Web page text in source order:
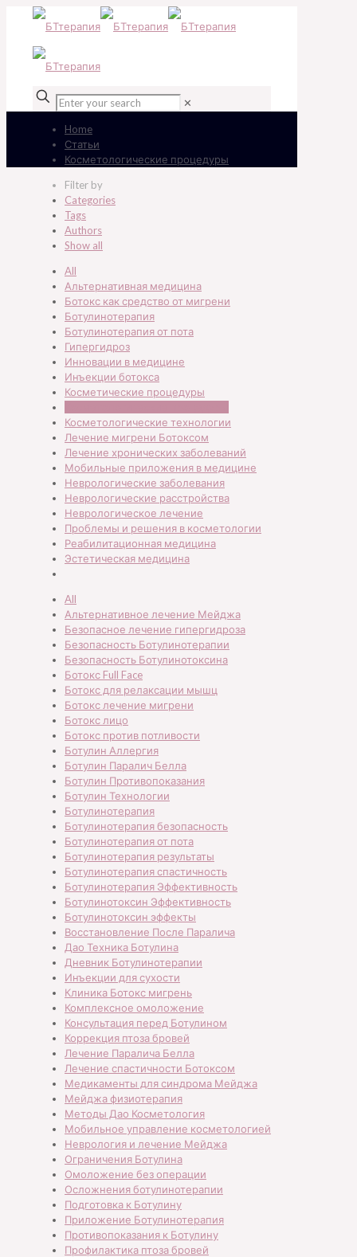
✕
Home
Статьи
Косметологические процедуры
Filter by
Categories
Tags
Authors
Show all
All
Альтернативная медицина
Ботокс как средство от мигрени
Ботулинотерапия
Ботулинотерапия от пота
Гипергидроз
Инновации в медицине
Инъекции ботокса
Косметические процедуры
Косметологические технологии
Лечение мигрени Ботоксом
Лечение хронических заболеваний
Мобильные приложения в медицине
Неврологические заболевания
Неврологические расстройства
Неврологическое лечение
Проблемы и решения в косметологии
Реабилитационная медицина
Эстетическая медицина
All
Альтернативное лечение Мейджа
Безопасное лечение гипергидроза
Безопасность Ботулинотерапии
Безопасность Ботулинотоксина
Ботокс Full Face
Ботокс для релаксации мышц
Ботокс лечение мигрени
Ботокс лицо
Ботокс против потливости
Ботулин Аллергия
Ботулин Паралич Белла
Ботулин Противопоказания
Ботулин Технологии
Ботулинотерапия
Ботулинотерапия безопасность
Ботулинотерапия от пота
Ботулинотерапия результаты
Ботулинотерапия спастичность
Ботулинотерапия Эффективность
Ботулинотоксин Эффективность
Ботулинотоксин эффекты
Восстановление После Паралича
Дао Техника Ботулина
Дневник Ботулинотерапии
Инъекции для сухости
Клиника Ботокс мигрень
Комплексное омоложение
Консультация перед Ботулином
Коррекция птоза бровей
Лечение Паралича Белла
Лечение спастичности Ботоксом
Медикаменты для синдрома Мейджа
Мейджа физиотерапия
Методы Дао Косметология
Мобильное управление косметологией
Неврология и лечение Мейджа
Ограничения Ботулина
Омоложение без операции
Осложнения ботулинотерапии
Подготовка к Ботулину
Приложение Ботулинотерапия
Противопоказания к Ботулину
Профилактика птоза бровей